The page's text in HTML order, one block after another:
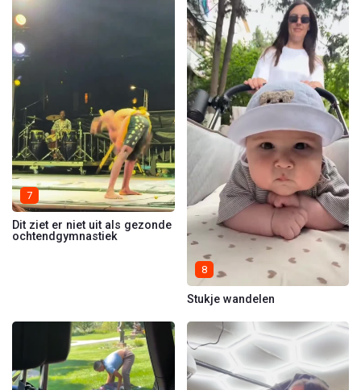
7
Dit ziet er niet uit als gezonde
ochtendgymnastiek
8
Stukje wandelen